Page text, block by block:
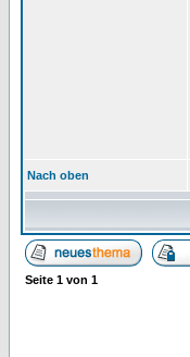
Nach oben
Seite 1 von 1